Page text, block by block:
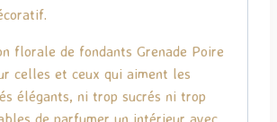
florale de fondants Grenade Poire
celles et ceux qui aiment les
élégants, ni trop sucrés ni trop
de parfumer un intérieur avec